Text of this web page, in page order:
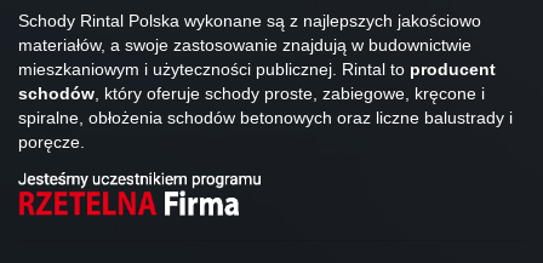
Schody Rintal Polska wykonane są z najlepszych jakościowo
materiałów, a swoje zastosowanie znajdują w budownictwie
mieszkaniowym i użyteczności publicznej. Rintal to producent
schodów, który oferuje schody proste, zabiegowe, kręcone i
spiralne, obłożenia schodów betonowych oraz liczne balustrady i
poręcze.